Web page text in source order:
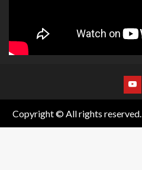
Copyright © All rights reserved.